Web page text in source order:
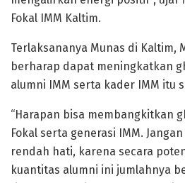
Fokal IMM Kaltim.
Terlaksananya Munas di Kaltim,
berharap dapat meningkatkan
alumni IMM serta kader IMM itu
“Harapan bisa membangkitkan
Fokal serta generasi IMM.
rendah hati, karena secara
kuantitas alumni ini jumlahnya